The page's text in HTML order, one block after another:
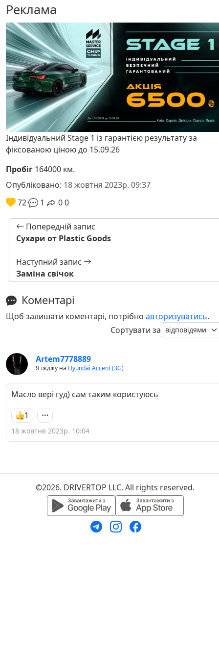
Реклама
Індивідуальний Stage 1 із гарантією результату за
фіксованою ціною до 15.09.26
Пробіг 164000 км.
Опубліковано: 18 жовтня 2023р. 09:37
72
1 00
Попередній запис
Сухари от Plastic Goods
Наступний запис
Заміна свічок
Коментарі
Щоб залишати коментарі, потрібно авторизуватись.
Сортувати за
Artem7778889
Я їжджу на Hyundai Accent (3G)
Масло вері гуд) сам таким користуюсь
1
18 жовтня 2023р. 10:04
©2026. DRIVERTOP LLC. All rights reserved.